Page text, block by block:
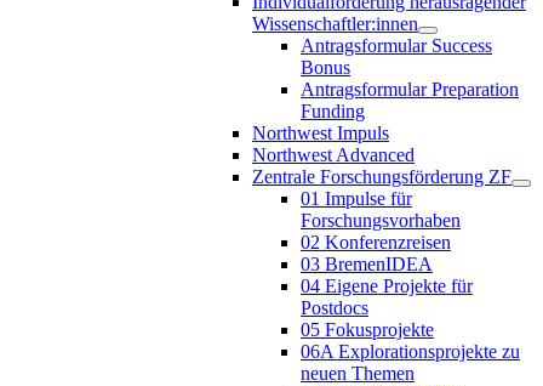
Wissenschaftler:innen
Antragsformular Success
Bonus
Antragsformular Preparation
Funding
Northwest Impuls
Northwest Advanced
Zentrale Forschungsförderung ZF
01 Impulse für
Forschungsvorhaben
02 Konferenzreisen
03 BremenIDEA
04 Eigene Projekte für
Postdocs
05 Fokusprojekte
06A Explorationsprojekte zu
neuen Themen